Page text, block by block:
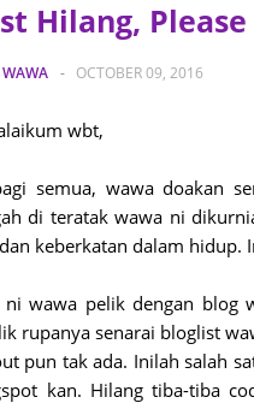
Hilang,
- OCTOBER 09, 2016
wbt,
semua, wawa doakan
di teratak wawa ni
keberkatan dalam hidup.
ni wawa pelik dengan blog
rupanya senarai bloglist
pun tak ada. Inilah salah
kan. Hilang tiba-tiba